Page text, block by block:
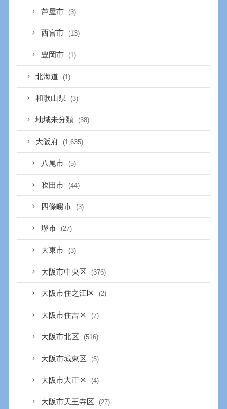
芦屋市 (3)
西宮市 (13)
豊岡市 (1)
北海道 (1)
和歌山県 (3)
地域未分類 (38)
大阪府 (1,635)
八尾市 (5)
吹田市 (44)
四條畷市 (3)
堺市 (27)
大東市 (3)
大阪市中央区 (376)
大阪市住之江区 (2)
大阪市住吉区 (7)
大阪市北区 (516)
大阪市城東区 (5)
大阪市大正区 (4)
大阪市天王寺区 (27)